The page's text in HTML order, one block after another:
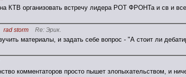
КТВ организовать встречу лидера РОТ ФРОНТа и св и
rad storm Re: Эрик.
материалы, и задать себе вопрос - "А стоит ли
комментаторов просто пышет злопыхательством, и